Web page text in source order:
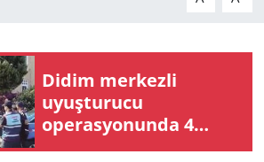
Didim merkezli
uyuşturucu
operasyonunda 4
tutuklama